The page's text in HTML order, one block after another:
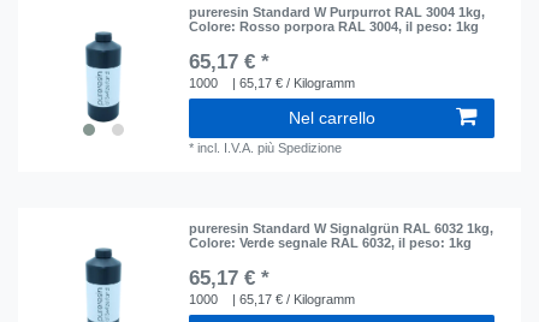
pureresin Standard W Purpurrot RAL 3004 1kg,
Colore: Rosso porpora RAL 3004, il peso: 1kg
65,17 € *
1000 | 65,17 € / Kilogramm
Nel carrello
*incl. I.V.A. piùSpedizione
pureresin Standard W Signalgrün RAL 6032 1kg,
Colore: Verde segnale RAL 6032, il peso: 1kg
65,17 € *
1000 | 65,17 € / Kilogramm